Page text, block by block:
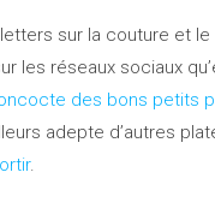
sur la couture et
les réseaux sociaux
des bons petits
adepte d’autres
.